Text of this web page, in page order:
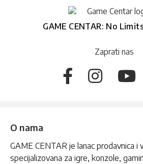
GAME CENTAR: No
Zaprati nas
O nama
GAME CENTAR je lanac prodavnica
specijalizovana za igre, konzole,